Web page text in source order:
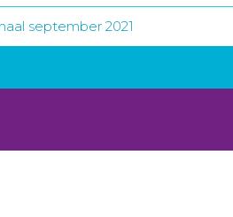
september 2021